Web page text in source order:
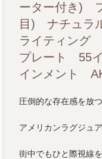
ーター付き)
目) ナチュラ
ライティング
プレート 55
インメント
圧倒的な存在感を放
アメリカンラグジュ
街中でもひと際視線